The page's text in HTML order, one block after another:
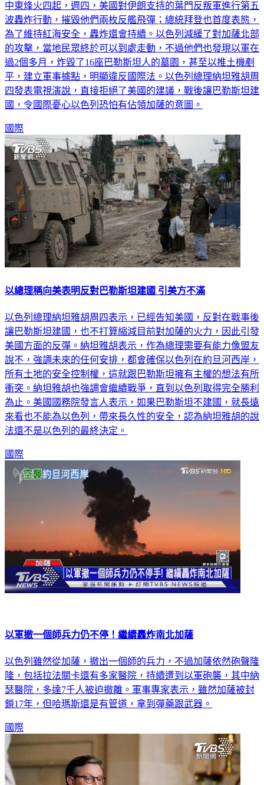
中東烽火四起，週四，美國對伊朗支持的葉門反叛軍進行第五
波轟炸行動，摧毀他們兩枚反艦飛彈；總統拜登也首度表態，
為了維持紅海安全，轟炸還會持續。以色列減緩了對加薩北部
的攻擊，當地民眾終於可以到處走動，不過他們也發現以軍在
過2個多月，炸毀了16座巴勒斯坦人的墓園，甚至以推土機剷
平，建立軍事據點，明顯違反國際法。以色列總理納坦雅胡周
四發表電視演說，直接拒絕了美國的建議，戰後讓巴勒斯坦建
國，令國際憂心以色列恐怕有佔領加薩的意圖。
國際
以總理稱向美表明反對巴勒斯坦建國 引美方不滿
以色列總理納坦雅胡周四表示，已經告知美國，反對在戰事後
讓巴勒斯坦建國，也不打算縮減目前對加薩的火力，因此引發
美國方面的反彈。納坦雅胡表示，作為總理需要有能力像盟友
說不，強調未來的任何安排，都會確保以色列在約旦河西岸，
所有土地的安全控制權，這就跟巴勒斯坦擁有主權的想法有所
衝突。納坦雅胡也強調會繼續戰爭，直到以色列取得完全勝利
為止。美國國務院發言人表示，如果巴勒斯坦不建國，就長遠
來看也不能為以色列，帶來長久性的安全，認為納坦雅胡的說
法還不是以色列的最終決定。
國際
以軍撤一個師兵力仍不停！繼續轟炸南北加薩
以色列雖然從加薩，撤出一個師的兵力，不過加薩依然砲聲隆
隆，包括拉法關卡還有多家醫院，持續遭到以軍砲襲，其中納
瑟醫院，多達7千人被迫撤離。軍事專家表示，雖然加薩被封
鎖17年，但哈瑪斯還是有管道，拿到彈藥跟武器。
國際